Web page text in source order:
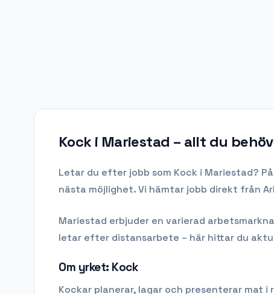
Kock i Mariestad – allt du
Letar du efter jobb som Kock i Mariestad?
nästa möjlighet. Vi hämtar jobb direkt från
Mariestad erbjuder en varierad
letar efter distansarbete – här hittar du
Om yrket: Kock
Kockar planerar, lagar och presenterar mat